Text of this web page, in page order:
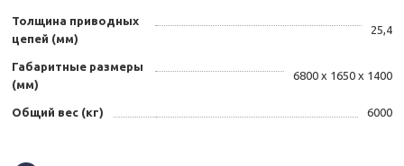
Толщина приводных
цепей (мм)
25,4
Габаритные размеры
(мм)
6800 х 1650 х 1400
Общий вес (кг) 6000